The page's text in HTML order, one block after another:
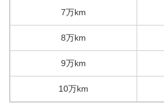
7万km
8万km
9万km
10万km